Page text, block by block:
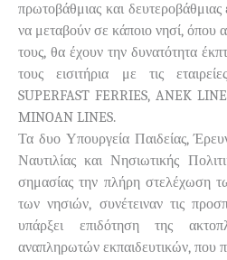
πρωτοβάθμιας και δευτεροβάθμιας
να μεταβούν σε κάποιο νησί, όπου
τους, θα έχουν την δυνατότητα
τους εισιτήρια με τις
SUPERFAST FERRIES, ANEK
MINOAN LINES.
Τα δυο Υπουργεία Παιδείας,
Ναυτιλίας και Νησιωτικής
σημασίας την πλήρη στελέχωση
των νησιών, συνέτειναν τις
υπάρξει επιδότηση της
αναπληρωτών εκπαιδευτικών, που